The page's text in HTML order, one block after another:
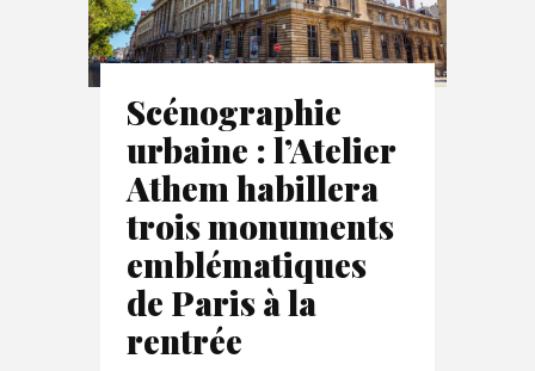
Scénographie
urbaine : l’Atelier
Athem habillera
trois monuments
emblématiques
de Paris à la
rentrée